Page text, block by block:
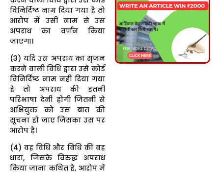
विनिर्दिष्ट नाम दिया गया है तो
आरोप में उसी नाम से उस
अपराध का वर्णन किया
जाएगा।
(3) यदि उस अपराध का सृजन
करने वाली विधि द्वारा उसे कोई
विनिर्दिष्ट नाम नहीं दिया गया
है तो अपराध की इतनी
परिभाषा देनी होगी जितनी से
अभियुक्त को उस बात की
सूचना हो जाए जिसका उस पर
आरोप है।
(4) वह विधि और विधि की वह
धारा, जिसके विरुद्ध अपराध
किया जाना कथित है, आरोप में